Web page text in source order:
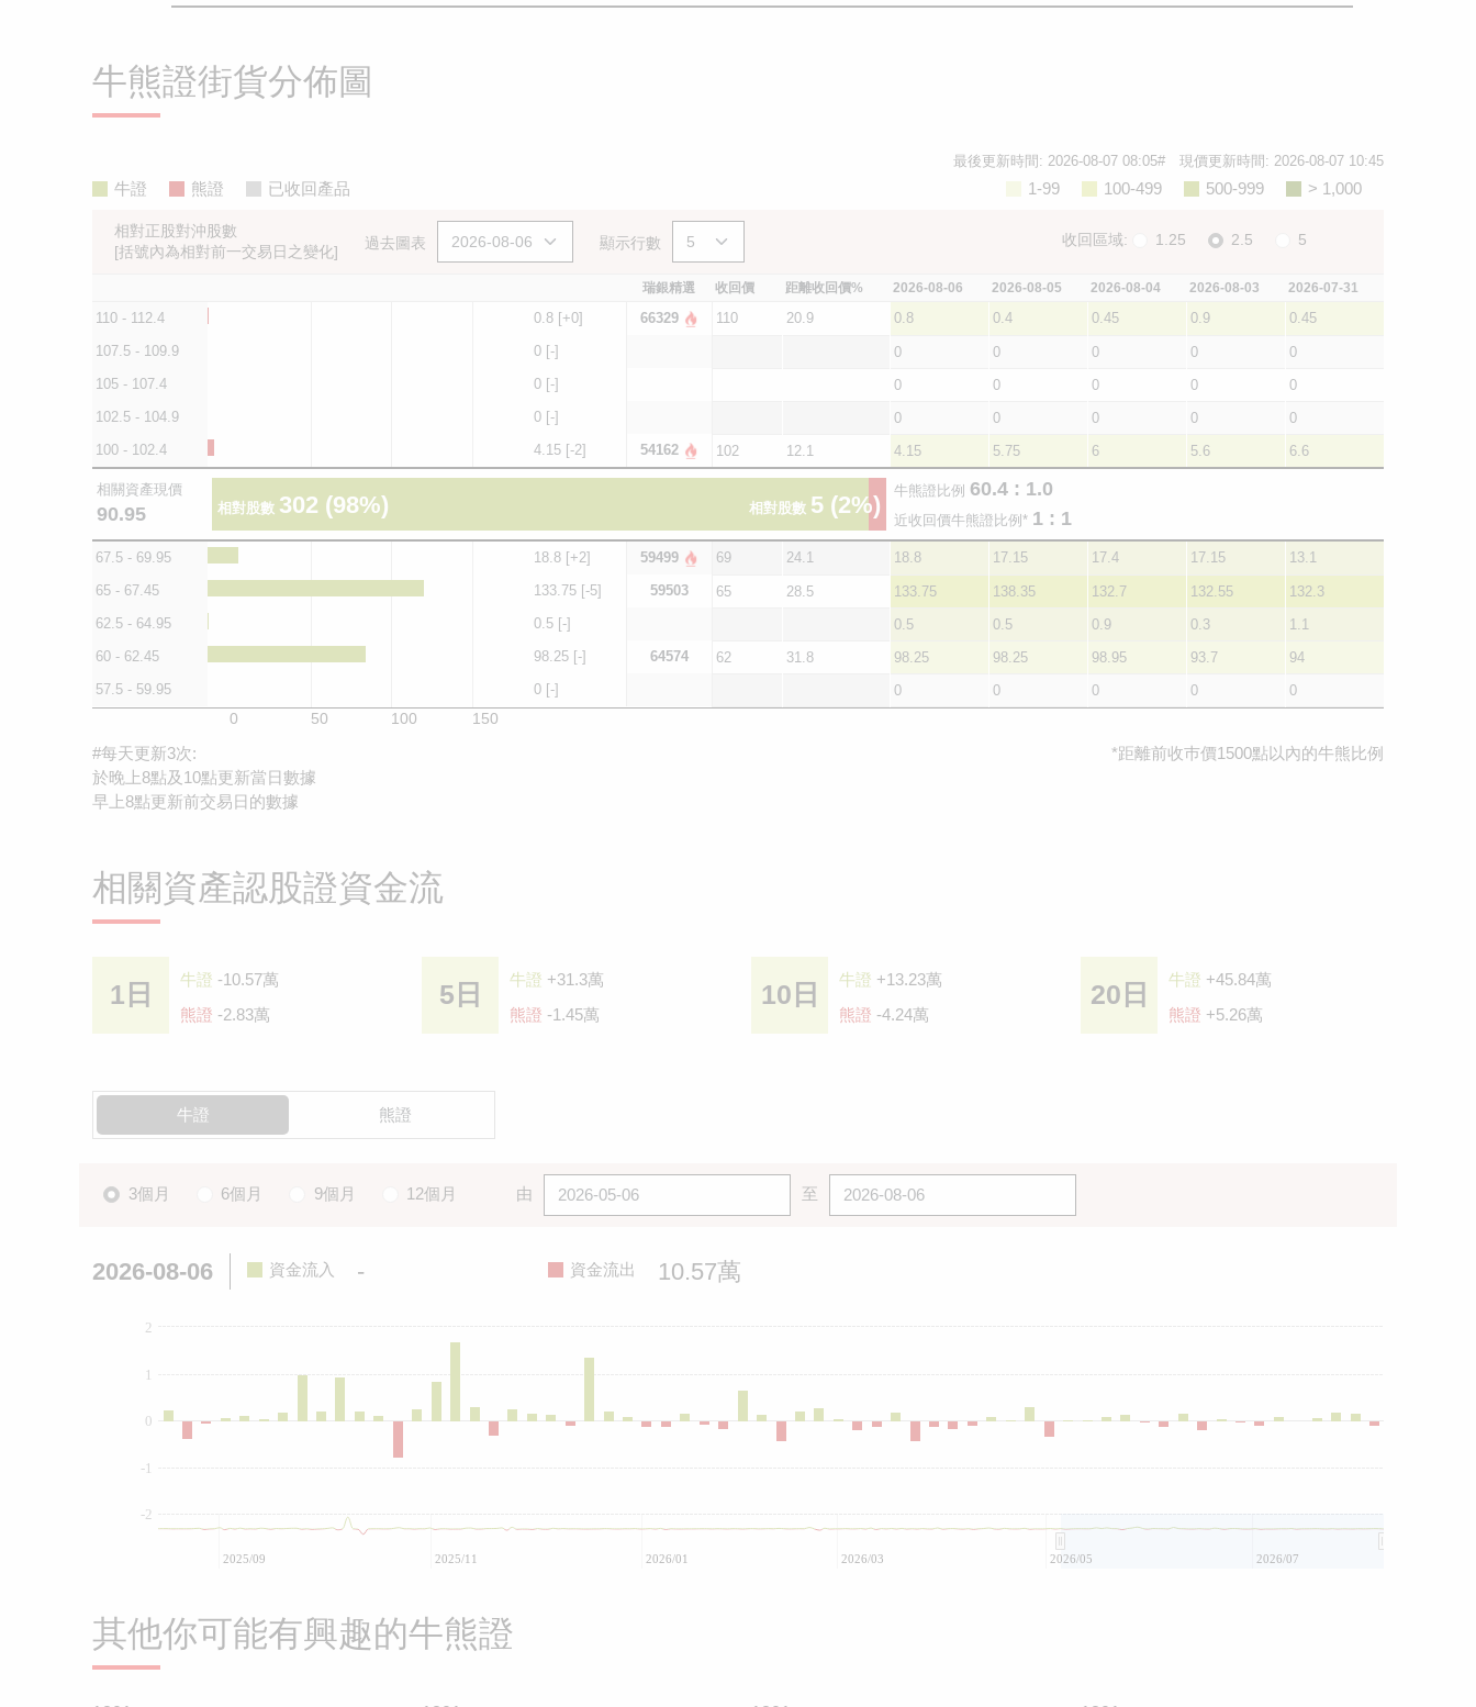
牛熊證街貨分佈圖
最後更新時間: 2026-08-07 08:05# 現價更新時間: 2026-08-07 10:45
牛證 熊證 已收回產品 > 1,000
500-999
100-499
1-99
相對正股對沖股數
[括號內為相對前一交易日之變化]
過去圖表 顯示行數 收回區域: 1.25 2.5 5
瑞銀精選 收回價 距離收回價% 2026-08-06 2026-08-05 2026-08-04 2026-08-03 2026-07-31
110 - 112.4 0.8 [+0] 66329 110 20.9 0.8 0.4 0.45 0.9
0.45
107.5 - 109.9
0 [-] 0 0 0 0
0
105 - 107.4
0 [-] 0 0 0 0
0
102.5 - 104.9
0 [-] 0 0 0 0
0
100 - 102.4
4.15 [-2] 54162 102 12.1 4.15 5.75 6 5.6 6.6
相關資產現價
90.95 相對股數 302 (98%) 相對股數 5 (2%)
牛熊證比例 60.4 : 1.0
近收回價牛熊證比例* 1 : 1
67.5 - 69.95 18.8 [+2] 59499 69 24.1 18.8 17.15 17.4 17.15
13.1
65 - 67.45
133.75 [-5] 59503 65 28.5 133.75 138.35 132.7 132.55
132.3
62.5 - 64.95
0.5 [-] 0.5 0.5 0.9 0.3
1.1
60 - 62.45
98.25 [-] 64574 62 31.8 98.25 98.25 98.95 93.7
94
57.5 - 59.95
0 [-] 0 0 0 0 0
0 50 100 150
#每天更新3次:
於晚上8點及10點更新當日數據
早上8點更新前交易日的數據
*距離前收巿價1500點以內的牛熊比例
相關資產認股證資金流
1日 牛證 -10.57萬
熊證 -2.83萬
5日 牛證 +31.3萬
熊證 -1.45萬
10日 牛證 +13.23萬
熊證 -4.24萬
20日 牛證 +45.84萬
熊證 +5.26萬
牛證 熊證
3個月 6個月 9個月 12個月 由 至
2026-08-06 資金流入 - 資金流出 10.57萬
0
-2
-1
1
2
2025/09 2025/11 2026/01 2026/03 2026/05 2026/07
其他你可能有興趣的牛熊證